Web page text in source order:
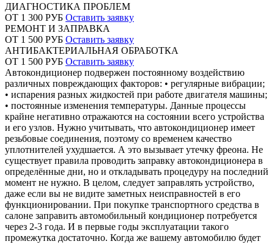
ДИАГНОСТИКА ПРОБЛЕМ
ОТ 1 300 РУБ Оставить заявку
РЕМОНТ И ЗАПРАВКА
ОТ 1 500 РУБ Оставить заявку
АНТИБАКТЕРИАЛЬНАЯ ОБРАБОТКА
ОТ 1 500 РУБ Оставить заявку
Автокондиционер подвержен постоянному воздействию
различных повреждающих факторов: • регулярные вибрации;
• испарения разных жидкостей при работе двигателя машины;
• постоянные изменения температуры. Данные процессы
крайне негативно отражаются на состоянии всего устройства
и его узлов. Нужно учитывать, что автокондиционер имеет
резьбовые соединения, поэтому со временем качество
уплотнителей ухудшается. А это вызывает утечку фреона. Не
существует правила проводить заправку автокондиционера в
определённые дни, но и откладывать процедуру на последний
момент не нужно. В целом, следует заправлять устройство,
даже если вы не видите заметных неисправностей в его
функционировании. При покупке транспортного средства в
салоне заправить автомобильный кондиционер потребуется
через 2-3 года. И в первые годы эксплуатации такого
промежутка достаточно. Когда же вашему автомобилю будет